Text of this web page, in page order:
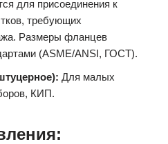
для присоединения к
требующих
Размеры фланцев
(ASME/ANSI, ГОСТ).
Для малых
КИП.